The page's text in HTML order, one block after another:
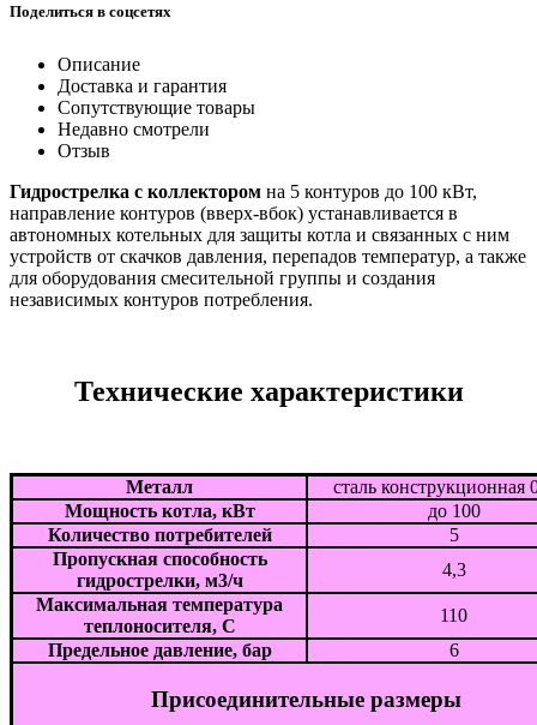
Поделиться в соцсетях
Описание
Доставка и гарантия
Сопутствующие товары
Недавно смотрели
Отзыв
Гидрострелка с коллектором на 5 контуров до 100 кВт,
направление контуров (вверх-вбок) устанавливается в
автономных котельных для защиты котла и связанных с ним
устройств от скачков давления, перепадов температур, а также
для оборудования смесительной группы и создания
независимых контуров потребления.
Технические характеристики
Металл
сталь конструкционная
Мощность котла, кВт
до 100
Количество потребителей
5
Пропускная способность
гидрострелки, м3/ч
4,3
Максимальная температура
теплоносителя, С
110
Предельное давление, бар
6
Присоединительные размеры